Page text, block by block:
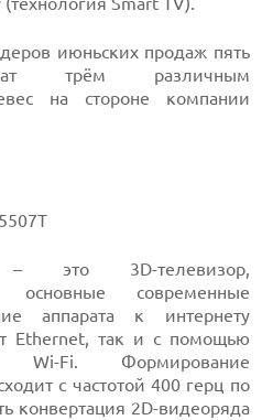
июньских продаж пять
трём различным
на стороне компании
это 3D-телевизор,
современные
аппарата к интернету
Ethernet, так и с помощью
Wi-Fi. Формирование
с частотой 400 герц по
конвертация 2D-видеоряда